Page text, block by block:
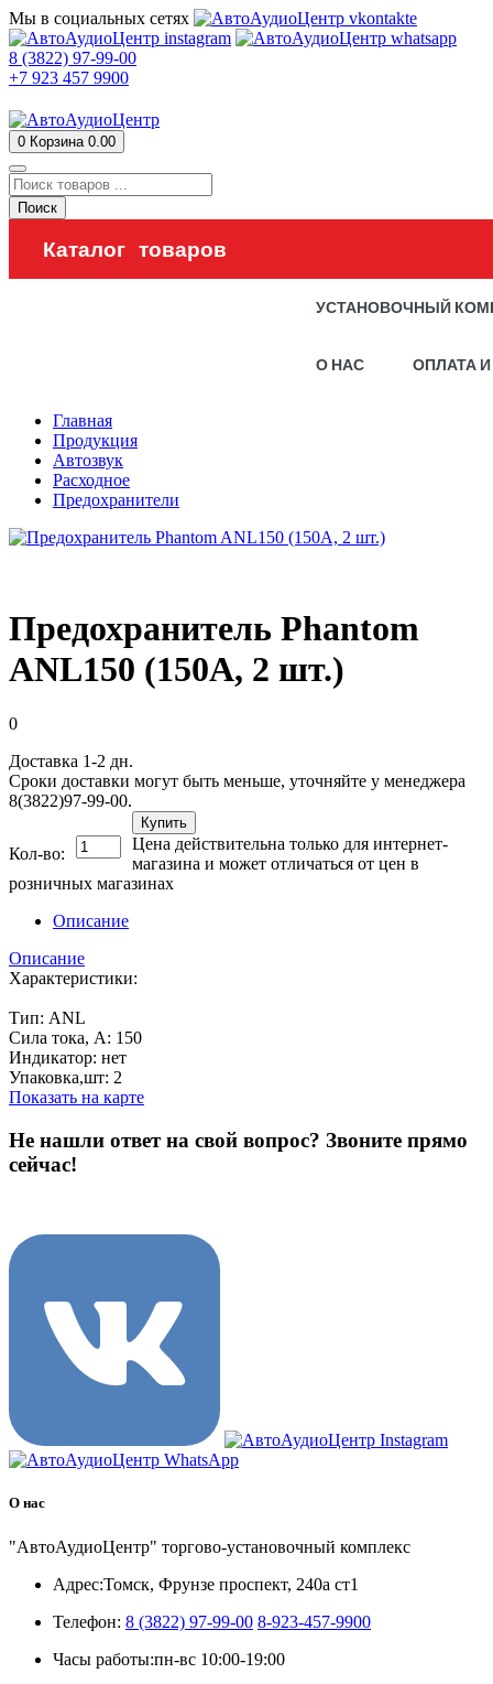
Мы в социальных сетях
8 (3822) 97-99-00
+7 923 457 9900
0 Корзина 0.00
Поиск
Каталог товаров
УСТАНОВОЧНЫЙ
О НАС ОПЛАТА
Главная
Продукция
Автозвук
Расходное
Предохранители
Предохранитель Phantom
ANL150 (150A, 2 шт.)
0
Доставка 1-2 дн.
Сроки доставки могут быть меньше, уточняйте у менеджера
8(3822)97-99-00.
Кол-во:
Купить
Цена действительна только для интернет-
магазина и может отличаться от цен в
розничных магазинах
Описание
Описание
Характеристики:
Тип: ANL
Сила тока, А: 150
Индикатор: нет
Упаковка,шт: 2
Показать на карте
Не нашли ответ на свой вопрос? Звоните прямо
сейчас!
О нас
"АвтоАудиоЦентр" торгово-установочный комплекс
Адрес:Томск, Фрунзе проспект, 240а ст1
Телефон: 8 (3822) 97-99-00 8-923-457-9900
Часы работы:пн-вс 10:00-19:00